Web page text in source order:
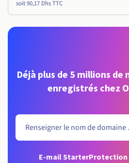
soit 90,17 Dhs TTC
Déjà plus de 5 millions de
enregistrés chez
E-mail StarterProtection